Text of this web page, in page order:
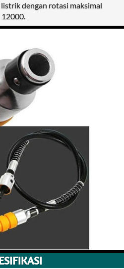
dengan rotasi maksimal
12000.